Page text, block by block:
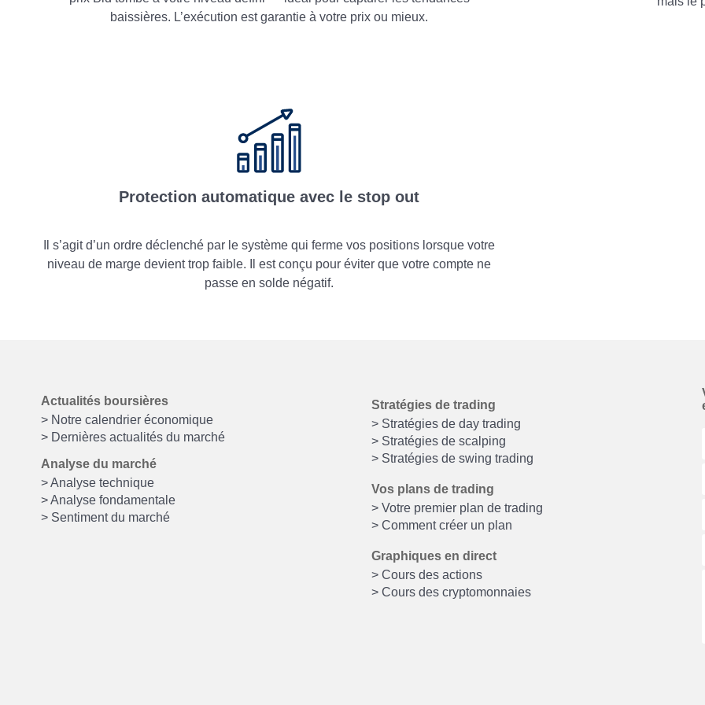
baissières. L’exécution est garantie à votre prix ou mieux.
Protection automatique avec le stop out
Il s’agit d’un ordre déclenché par le système qui ferme vos positions lorsque votre
niveau de marge devient trop faible. Il est conçu pour éviter que votre compte ne
passe en solde négatif.
Actualités boursières
> Notre calendrier économique
> Dernières actualités du marché
Analyse du marché
> Analyse technique
> Analyse fondamentale
> Sentiment du marché
Stratégies de trading
> Stratégies de day trading
> Stratégies de scalping
> Stratégies de swing trading
Vos plans de trading
> Votre premier plan de trading
> Comment créer un plan
Graphiques en direct
> Cours des actions
> Cours des cryptomonnaies